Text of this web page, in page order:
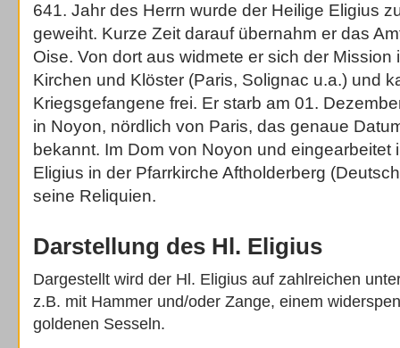
641. Jahr des Herrn wurde der Heilige Eligius
geweiht. Kurze Zeit darauf übernahm er das
Oise. Von dort aus widmete er sich der Mission
Kirchen und Klöster (Paris, Solignac u.a.) und
Kriegsgefangene frei. Er starb am 01.
in Noyon, nördlich von Paris, das genaue
bekannt. Im Dom von Noyon und eingearbeitet
Eligius in der Pfarrkirche Aftholderberg
seine Reliquien.
Darstellung des Hl. Eligius
Dargestellt wird der Hl. Eligius auf zahlreichen
z.B. mit Hammer und/oder Zange, einem
goldenen Sesseln.